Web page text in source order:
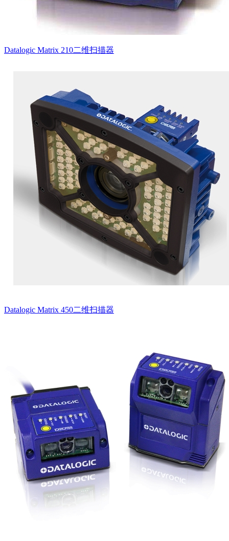
Datalogic Matrix 210二维扫描器
Datalogic Matrix 450二维扫描器